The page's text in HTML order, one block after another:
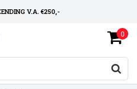
V.A. €250,-
LEVERTIJD
OP MAAT
0